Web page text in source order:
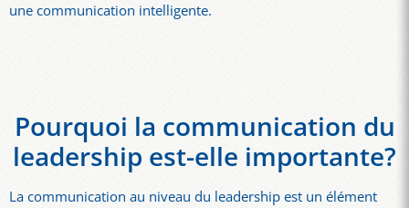
une communication intelligente.
Pourquoi la communication du
leadership est-elle importante?
La communication au niveau du leadership est un élément